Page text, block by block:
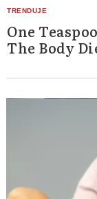
One
The Body